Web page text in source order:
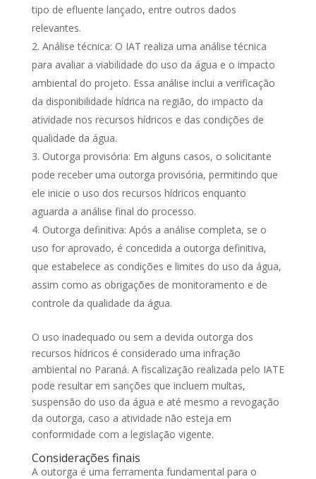
tipo de efluente lançado, entre outros dados
relevantes.
Análise técnica: O IAT realiza uma análise técnica
para avaliar a viabilidade do uso da água e o impacto
ambiental do projeto. Essa análise inclui a verificação
da disponibilidade hídrica na região, do impacto da
atividade nos recursos hídricos e das condições de
qualidade da água.
Outorga provisória: Em alguns casos, o solicitante
pode receber uma outorga provisória, permitindo que
ele inicie o uso dos recursos hídricos enquanto
aguarda a análise final do processo.
Outorga definitiva: Após a análise completa, se o
uso for aprovado, é concedida a outorga definitiva,
que estabelece as condições e limites do uso da água,
assim como as obrigações de monitoramento e de
controle da qualidade da água.
O uso inadequado ou sem a devida outorga dos
recursos hídricos é considerado uma infração
ambiental no Paraná. A fiscalização realizada pelo IATE
pode resultar em sanções que incluem multas,
suspensão do uso da água e até mesmo a revogação
da outorga, caso a atividade não esteja em
conformidade com a legislação vigente.
Considerações finais
A outorga é uma ferramenta fundamental para o